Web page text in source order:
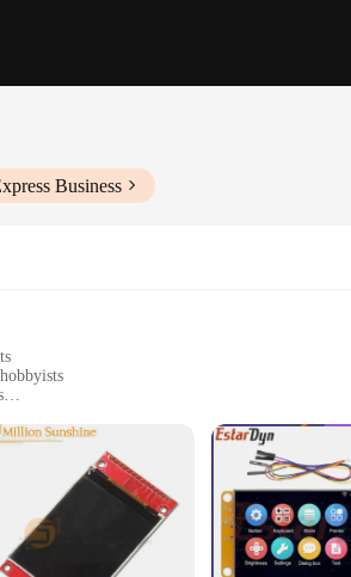
Business
for portable projects
electronics. Its high-quality LED LCD
that can be seamlessly integrated into a
this screen's performance and property are